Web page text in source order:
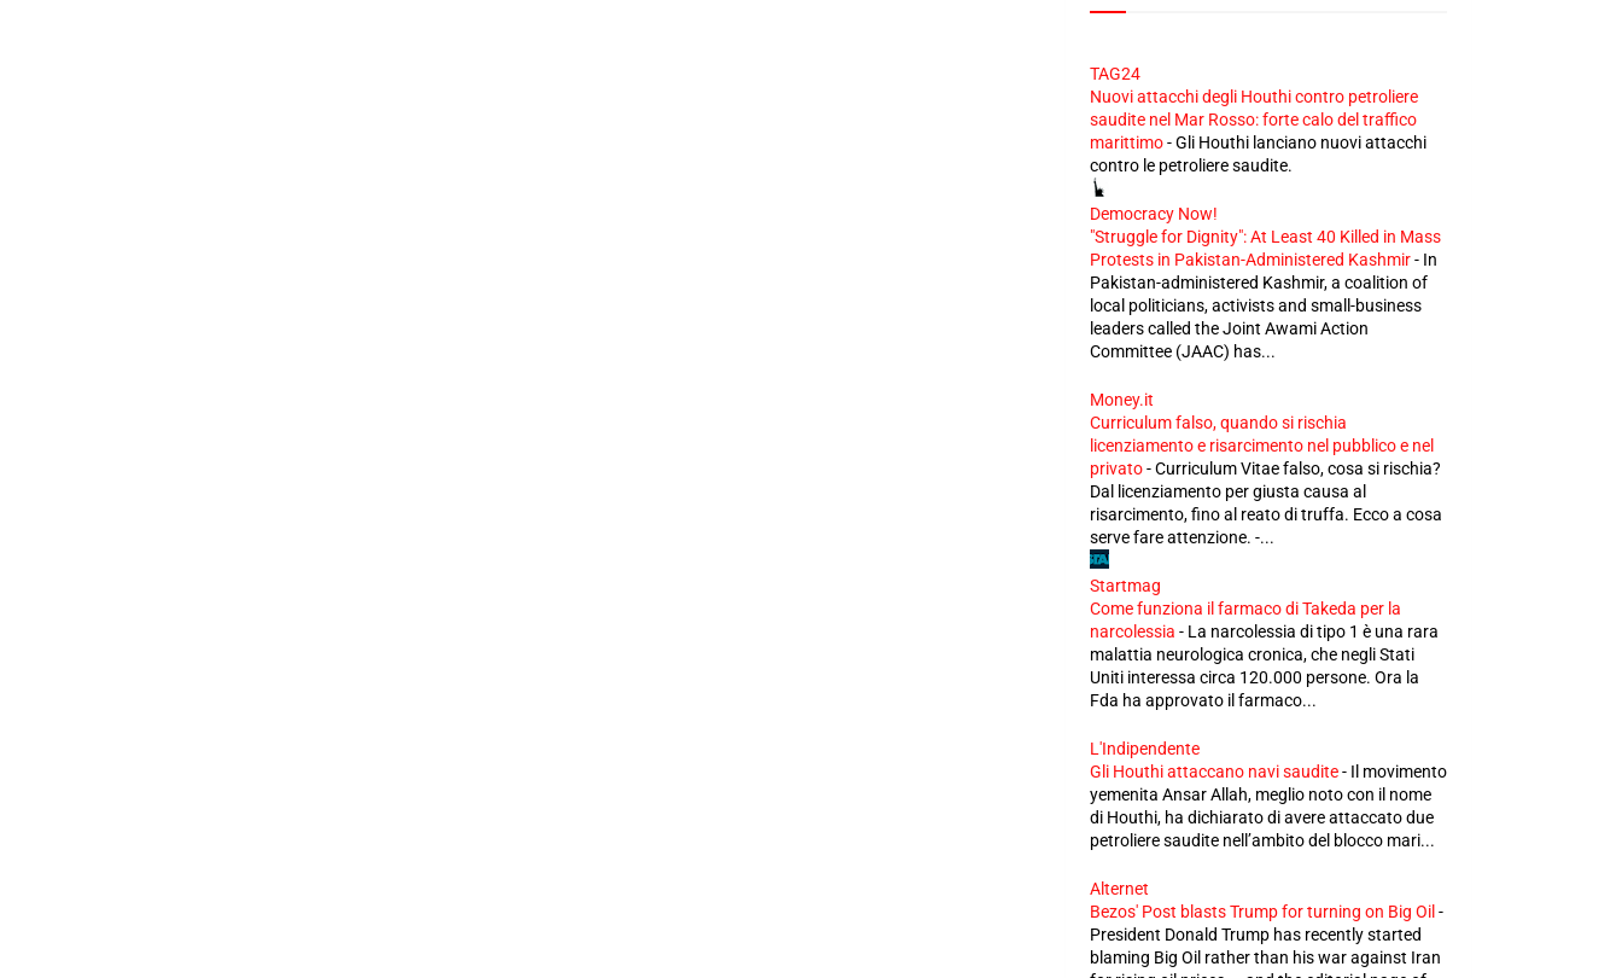
TAG24
Nuovi attacchi degli Houthi contro petroliere
saudite nel Mar Rosso: forte calo del traffico
marittimo-Gli Houthi lanciano nuovi attacchi
contro le petroliere saudite.
Democracy Now!
"Struggle for Dignity": At Least 40 Killed in Mass
Protests in Pakistan-Administered Kashmir- In
Pakistan-administered Kashmir, a coalition of
local politicians, activists and small-business
leaders called the Joint Awami Action
Committee (JAAC) has...
Money.it
Curriculum falso, quando si rischia
licenziamento e risarcimento nel pubblico e nel
privato-Curriculum Vitae falso, cosa si rischia?
Dal licenziamento per giusta causa al
risarcimento, fino al reato di truffa. Ecco a cosa
serve fare attenzione. -...
Startmag
Come funziona il farmaco di Takeda per la
narcolessia - La narcolessia di tipo 1 è una rara
malattia neurologica cronica, che negli Stati
Uniti interessa circa 120.000 persone. Ora la
Fda ha approvato il farmaco...
L'Indipendente
Gli Houthi attaccano navi saudite- Il movimento
yemenita Ansar Allah, meglio noto con il nome
di Houthi, ha dichiarato di avere attaccato due
petroliere saudite nell’ambito del blocco mari...
Alternet
Bezos' Post blasts Trump for turning on Big Oil -
President Donald Trump has recently started
blaming Big Oil rather than his war against Iran